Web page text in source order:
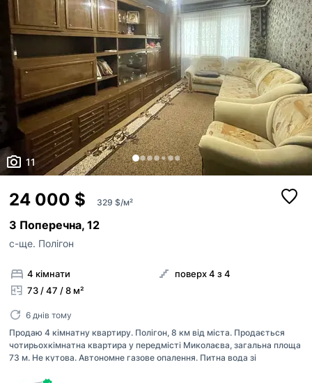
11
24 000 $ 329 $/м²
3 Поперечна, 12
с-ще. Полігон
4 кімнати
73 / 47 / 8 м²
поверх 4 з 4
6 днів тому
Продаю 4 кімнатну квартиру. Полігон, 8 км від міста. Продається
чотирьохкімнатна квартира у передмісті Миколаєва, загальна площа
73 м. Не кутова. Автономне газове опалення. Питна вода зі